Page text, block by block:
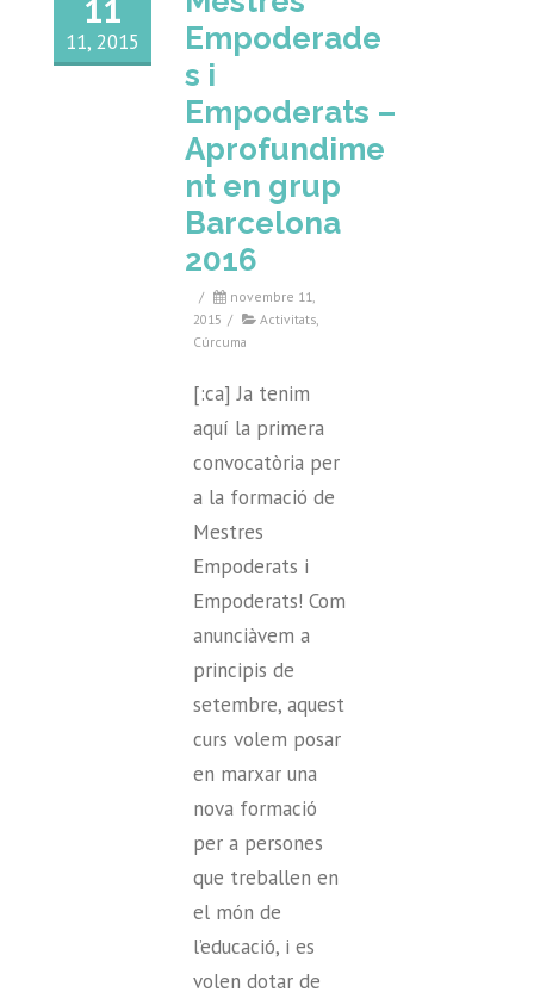
11
11, 2015
Empoderade
s i
Empoderats –
Aprofundime
nt en grup
Barcelona
2016
/
novembre 11,
2015 / Activitats
Cúrcuma
[:ca] Ja tenim
aquí la primera
convocatòria per
a la formació de
Mestres
Empoderats i
Empoderats! Com
anunciàvem a
principis de
setembre, aquest
curs volem posar
en marxar una
nova formació
per a persones
que treballen en
el món de
l’educació, i es
volen dotar de